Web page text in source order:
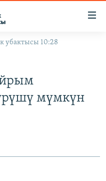
убактысы 10:28
мүмкүн